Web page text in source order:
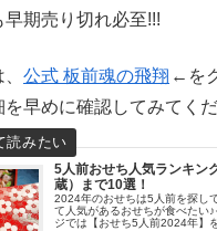
早期売り切れ必至!!!
公式 板前魂の飛翔 ←を
早めに確認してみてく
5人前おせち人気ランキン
蔵）まで10選！
2024年のおせちは5人前を探し
て人気があるおせちが食べたい
ジでは【おせち5人前2024年】